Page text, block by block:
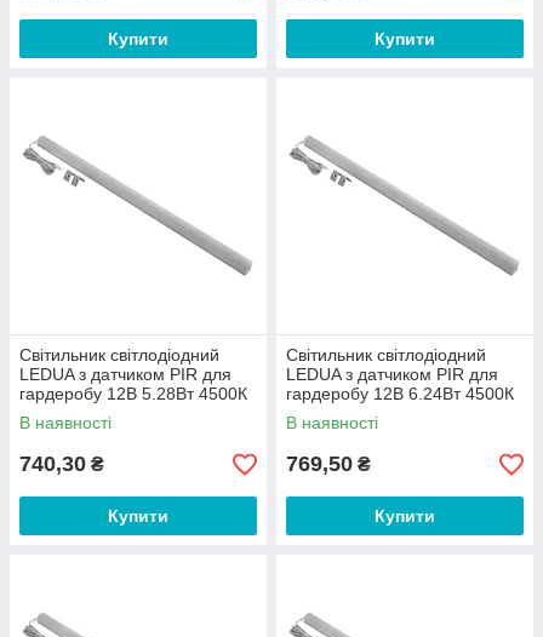
Купити Купити
Світильник світлодіодний
LEDUA з датчиком PIR для
гардеробу 12В 5.28Вт 4500К
600мм
В наявності
740,30 ₴
Купити
Світильник світлодіодний
LEDUA з датчиком PIR для
гардеробу 12В 6.24Вт 4500К
700мм
В наявності
769,50 ₴
Купити